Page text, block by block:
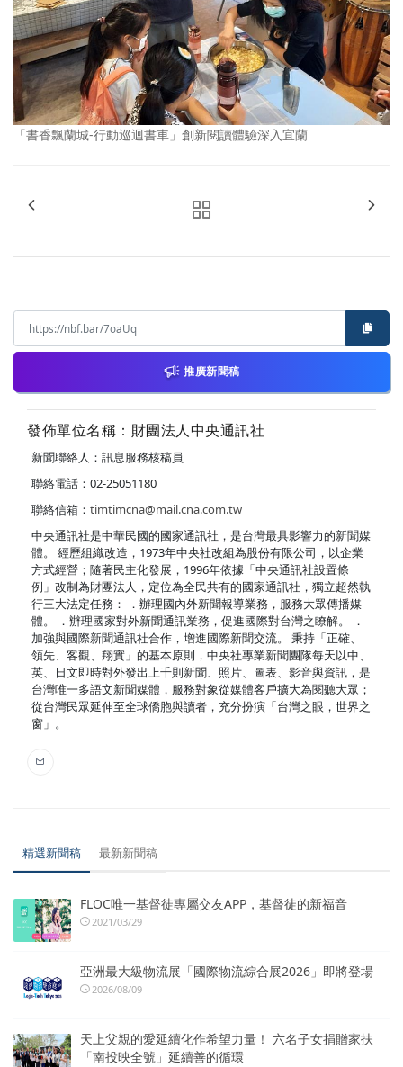
「書香飄蘭城-行動巡迴書車」創新閱讀體驗深入宜蘭
推廣新聞稿
發佈單位名稱：財團法人中央通訊社
新聞聯絡人：訊息服務核稿員
聯絡電話：02-25051180
聯絡信箱： timtimcna@mail.cna.com.tw
中央通訊社是中華民國的國家通訊社，是台灣最具影響力的新聞媒
體。 經歷組織改造，1973年中央社改組為股份有限公司，以企業
方式經營；隨著民主化發展，1996年依據「中央通訊社設置條
例」改制為財團法人，定位為全民共有的國家通訊社，獨立超然執
行三大法定任務： ．辦理國內外新聞報導業務，服務大眾傳播媒
體。 ．辦理國家對外新聞通訊業務，促進國際對台灣之瞭解。 ．
加強與國際新聞通訊社合作，增進國際新聞交流。 秉持「正確、
領先、客觀、翔實」的基本原則，中央社專業新聞團隊每天以中、
英、日文即時對外發出上千則新聞、照片、圖表、影音與資訊，是
台灣唯一多語文新聞媒體，服務對象從媒體客戶擴大為閱聽大眾；
從台灣民眾延伸至全球僑胞與讀者，充分扮演「台灣之眼，世界之
窗」。
精選新聞稿 最新新聞稿
FLOC唯一基督徒專屬交友APP，基督徒的新福音
2021/03/29
亞洲最大級物流展「國際物流綜合展2026」即將登場
2026/08/09
天上父親的愛延續化作希望力量！ 六名子女捐贈家扶
「南投映全號」延續善的循環